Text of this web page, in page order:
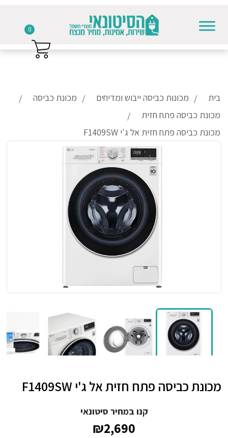
בית מכונות כביסה ייבוש ומדיחים
מכונת כביסה
מכונת כביסה פתח חזית
מכונת כביסה פתח חזית אל ג'י F1409SW
מכונת כביסה פתח חזית אל ג'י F1409SW
קנו במחיר סיטונאי
₪2,690
0